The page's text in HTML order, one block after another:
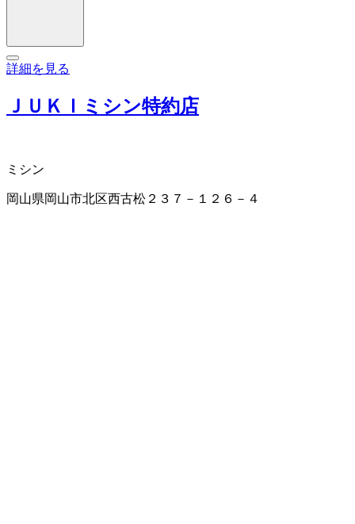
詳細を見る
ＪＵＫＩミシン特約店
ミシン
岡山県岡山市北区西古松２３７－１２６－４